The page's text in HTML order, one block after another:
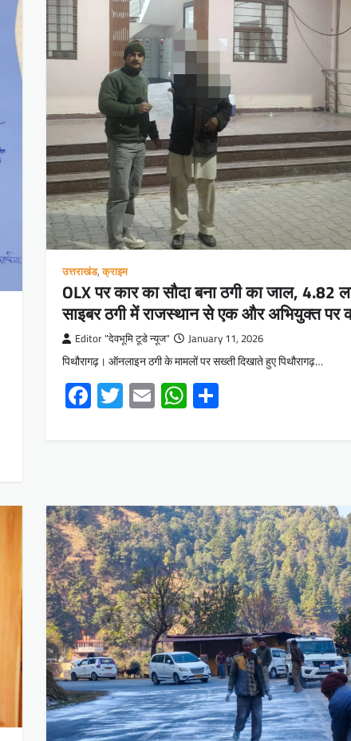
उत्तराखंड,क्राइम
OLX पर कार का सौदा बना ठगी का जाल, 4.82
साइबर ठगी में राजस्थान से एक और अभियुक्त पर
Editor "देवभूमि टूडे न्यूज" January 11, 2026
पिथौरागढ़। ऑनलाइन ठगी के मामलों पर सख्ती दिखाते हुए पिथौरागढ़…
Facebook
Twitter
EmailWhatsApp